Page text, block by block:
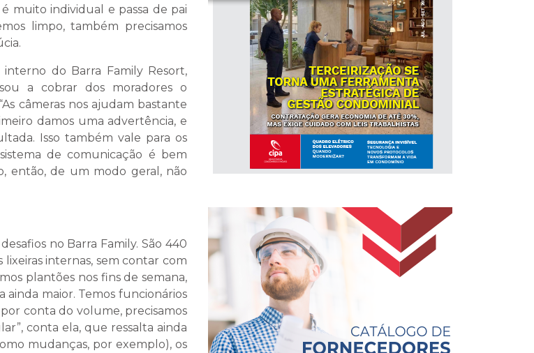
é muito individual e passa de pai
limpo, também precisamos
do Barra Family Resort,
a cobrar dos moradores o
câmeras nos ajudam bastante
damos uma advertência, e
Isso também vale para os
de comunicação é bem
então, de um modo geral, não
no Barra Family. São 440
internas, sem contar com
plantões nos fins de semana,
maior. Temos funcionários
conta do volume, precisamos
conta ela, que ressalta ainda
mudanças, por exemplo), os